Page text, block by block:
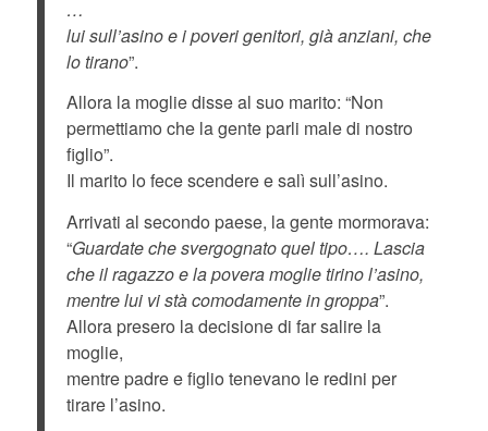
…
lui sull’asino e i poveri genitori, già anziani, che
lo tirano”.
Allora la moglie disse al suo marito: “Non
permettiamo che la gente parli male di nostro
figlio”.
Il marito lo fece scendere e salì sull’asino.
Arrivati al secondo paese, la gente mormorava:
“Guardate che svergognato quel tipo…. Lascia
che il ragazzo e la povera moglie tirino l’asino,
mentre lui vi stà comodamente in groppa”.
Allora presero la decisione di far salire la
moglie,
mentre padre e figlio tenevano le redini per
tirare l’asino.